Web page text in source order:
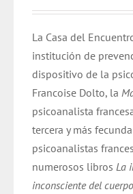
La Casa del
institución de
dispositivo de la
Francoise Dolto, la
psicoanalista
tercera y más
psicoanalistas
numerosos librosLa
inconsciente del cuerpo